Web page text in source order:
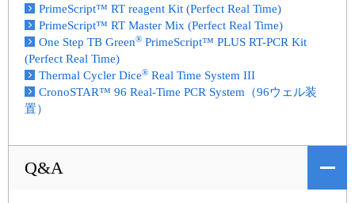
PrimeScript™ RT reagent Kit (Perfect Real Time)
PrimeScript™ RT Master Mix (Perfect Real Time)
One Step TB Green® PrimeScript™ PLUS RT-PCR Kit
(Perfect Real Time)
Thermal Cycler Dice® Real Time System III
CronoSTAR™ 96 Real-Time PCR System（96ウェル装
置）
Q&A